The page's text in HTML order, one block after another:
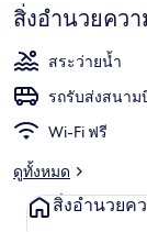
สิ่งอำนวยคว
สระว่ายน้ำ
รถรับส่งสนาม
Wi-Fi ฟรี
ดูทั้งหมด
สิ่งอำนวยค